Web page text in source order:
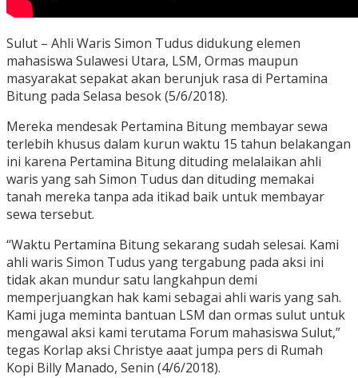
Sulut – Ahli Waris Simon Tudus didukung elemen
mahasiswa Sulawesi Utara, LSM, Ormas maupun
masyarakat sepakat akan berunjuk rasa di Pertamina
Bitung pada Selasa besok (5/6/2018).
Mereka mendesak Pertamina Bitung membayar sewa
terlebih khusus dalam kurun waktu 15 tahun belakangan
ini karena Pertamina Bitung dituding melalaikan ahli
waris yang sah Simon Tudus dan dituding memakai
tanah mereka tanpa ada itikad baik untuk membayar
sewa tersebut.
“Waktu Pertamina Bitung sekarang sudah selesai. Kami
ahli waris Simon Tudus yang tergabung pada aksi ini
tidak akan mundur satu langkahpun demi
memperjuangkan hak kami sebagai ahli waris yang sah.
Kami juga meminta bantuan LSM dan ormas sulut untuk
mengawal aksi kami terutama Forum mahasiswa Sulut,”
tegas Korlap aksi Christye aaat jumpa pers di Rumah
Kopi Billy Manado, Senin (4/6/2018).